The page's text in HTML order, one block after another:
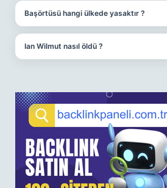
Başörtüsü hangi ülkede yasaktır ?
Ian Wilmut nasıl öldü ?